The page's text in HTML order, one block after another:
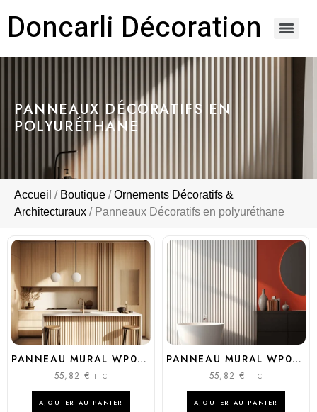
Doncarli Décoration
PANNEAUX DÉCORATIFS EN
POLYURÉTHANE
Accueil / Boutique /Ornements Décoratifs &
Architecturaux / Panneaux Décoratifs en polyuréthane
PANNEAU MURAL WP001P DUNA
55,82 € TTC
AJOUTER AU PANIER
PANNEAU MURAL WP002 LUMIO
55,82 € TTC
AJOUTER AU PANIER